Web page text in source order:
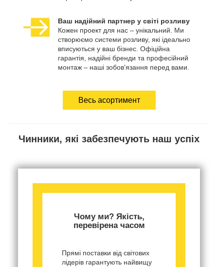
Ваш надійний партнер у світі розливу
Кожен проект для нас – унікальний. Ми
створюємо системи розливу, які ідеально
вписуються у ваш бізнес. Офіційна
гарантія, надійні бренди та професійний
монтаж – наші зобов'язання перед вами.
Весь асортимент
Чинники, які забезпечують наш успіх
Чому ми? Якість,
перевірена часом
Прямі поставки від світових
лідерів гарантують найвищу